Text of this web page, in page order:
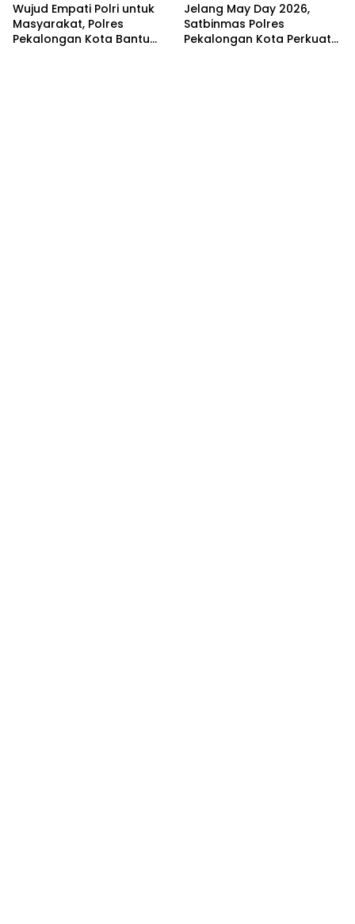
Wujud Empati Polri untuk
Masyarakat, Polres
Pekalongan Kota Bantu
Jelang May Day 2026,
Satbinmas Polres
Pekalongan Kota Perkuat